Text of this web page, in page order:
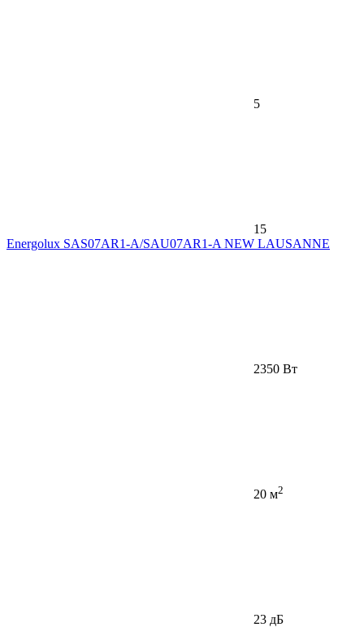
5
15
Energolux SAS07AR1-A/SAU07AR1-A NEW LAUSANNE
2350 Вт
20 м2
23 дБ